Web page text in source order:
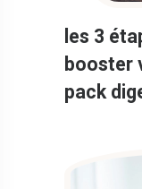
les 3
booster
pack